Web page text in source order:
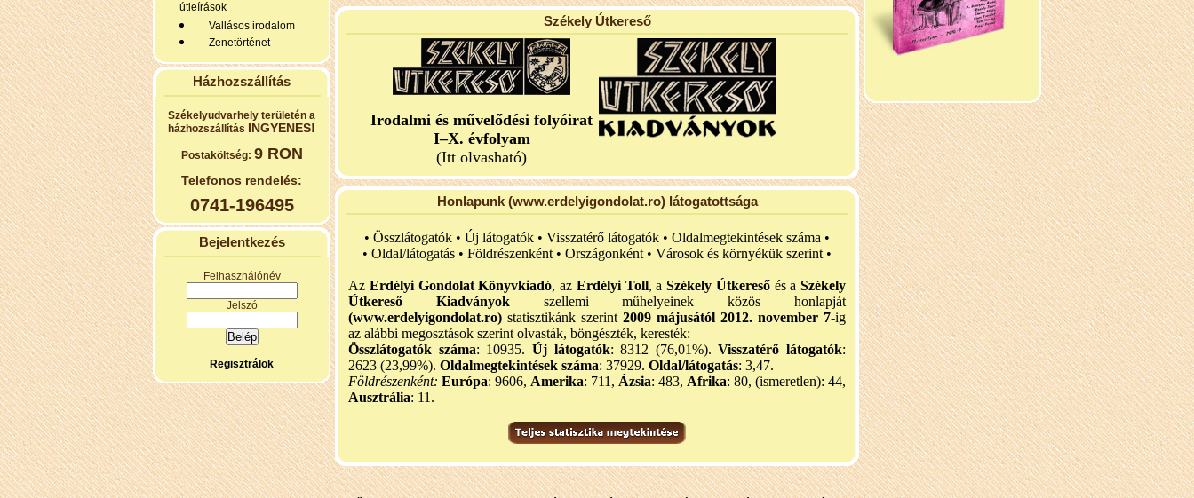
útleírások
Vallásos irodalom
Zenetörténet
Házhozszállítás
Székelyudvarhely területén a
házhozszállítás INGYENES!
Postaköltség: 9 RON
Telefonos rendelés:
0741-196495
Bejelentkezés
Felhasználónév
Jelszó
Regisztrálok
Székely Útkereső
Irodalmi és művelődési folyóirat
I–X. évfolyam
(Itt olvasható)
Honlapunk (www.erdelyigondolat.ro) látogatottsága
• Összlátogatók • Új látogatók • Visszatérő látogatók • Oldalmegtekintések száma •
• Oldal/látogatás • Földrészenként • Országonként • Városok és környékük szerint •
Az Erdélyi Gondolat Könyvkiadó, az Erdélyi Toll, a Székely Útkeresőés a Székely
Útkereső Kiadványokszellemi műhelyeinek közös honlapját
(www.erdelyigondolat.ro) statisztikánk szerint 2009 májusától 2012. november 7-ig
az alábbi megosztások szerint olvasták, böngészték, keresték:
Összlátogatók száma: 10935. Új látogatók: 8312 (76,01%).Visszatérő látogatók:
2623 (23,99%). Oldalmegtekintések száma: 37929. Oldal/látogatás: 3,47.
Földrészenként: Európa: 9606, Amerika: 711, Ázsia: 483, Afrika: 80, (ismeretlen): 44,
Ausztrália: 11.